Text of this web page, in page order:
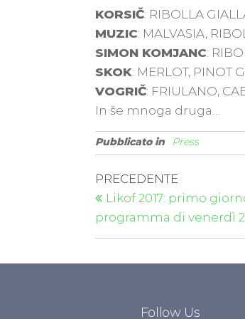
KORSIČ: RIBOLLA
MUZIC: MALVASIA,
SIMON KOMJANC:
SKOK: MERLOT, PINOT
VOGRIČ: FRIULANO,
In še mnoga druga…
Pubblicato in Press
PRECEDENTE
Likof 2017: primo
programma di venerdì
Follow Us